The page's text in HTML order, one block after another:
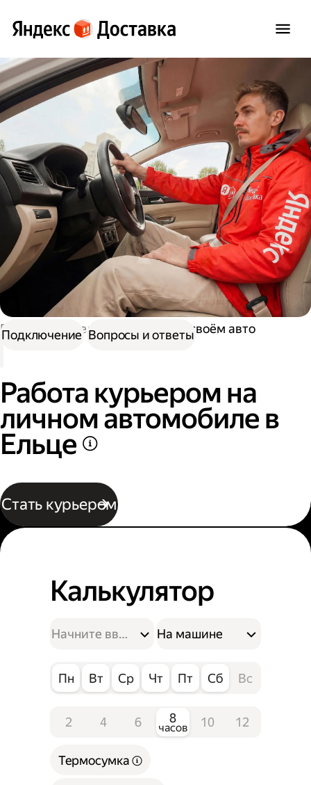
Работа водителем Работа на своём авто
Работа курьером на
личном автомобиле в
Ельце
Стать курьером
Подключение Вопросы и ответы
Калькулятор
На машине
Пн Вт Ср Чт Пт Сб Вс
2 4 6 8
часов 10 12
Термосумка